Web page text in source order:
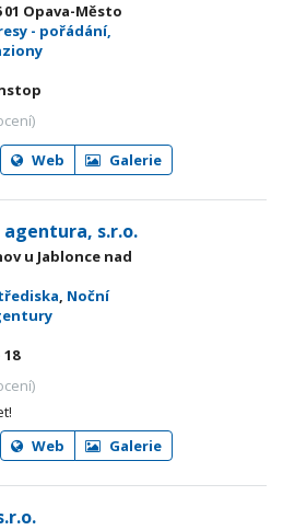
01 Opava-Město
- pořádání,
Web Galerie
agentura, s.r.o.
u Jablonce nad
, Noční
18
Web Galerie